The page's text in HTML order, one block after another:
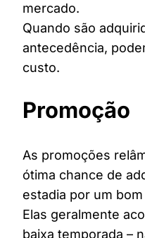
mercado.
Quando são
antecedência,
custo.
Promoção
As promoções
ótima chance de
estadia por um bom
Elas geralmente
baixa temporada –